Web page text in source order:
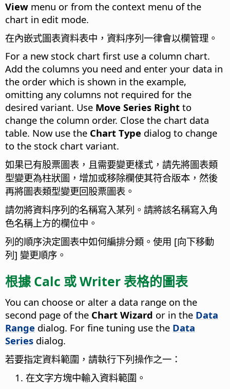
View menu or from the context menu of the
chart in edit mode.
在內嵌式圖表資料表中，資料序列一律會以欄管理。
For a new stock chart first use a column chart.
Add the columns you need and enter your data in
the order which is shown in the example,
omitting any columns not required for the
desired variant. Use Move Series Right to
change the column order. Close the chart data
table. Now use the Chart Type dialog to change
to the stock chart variant.
如果已有股票圖表，且需要變更樣式，請先將圖表類
型變更為柱狀圖，增加或移除欄使其符合版本，然後
再將圖表類型變更回股票圖表。
請勿將資料序列的名稱寫入某列。請將該名稱寫入角
色名稱上方的欄位中。
列的順序決定圖表中如何編排分類。使用 [向下移動
列] 變更順序。
根據 Calc 或 Writer 表格的圖表
You can choose or alter a data range on the
second page of the Chart Wizard or in the Data
Range dialog. For fine tuning use the Data
Series dialog.
若要指定資料範圍，請執行下列操作之一：
在文字方塊中輸入資料範圍。